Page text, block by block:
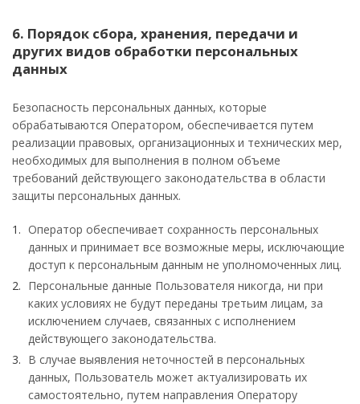
6. Порядок сбора, хранения, передачи и
других видов обработки персональных
данных
Безопасность персональных данных, которые
обрабатываются Оператором, обеспечивается путем
реализации правовых, организационных и технических мер,
необходимых для выполнения в полном объеме
требований действующего законодательства в области
защиты персональных данных.
Оператор обеспечивает сохранность персональных
данных и принимает все возможные меры, исключающие
доступ к персональным данным не уполномоченных лиц.
Персональные данные Пользователя никогда, ни при
каких условиях не будут переданы третьим лицам, за
исключением случаев, связанных с исполнением
действующего законодательства.
В случае выявления неточностей в персональных
данных, Пользователь может актуализировать их
самостоятельно, путем направления Оператору